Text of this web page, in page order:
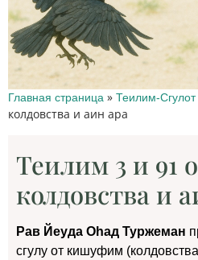
Главная страница » Теилим-Сгулот
колдовства и аин ара
Теилим 3 и 91
колдовства и
Рав Йеуда Оhад Туржеман
сгулу от кишуфим